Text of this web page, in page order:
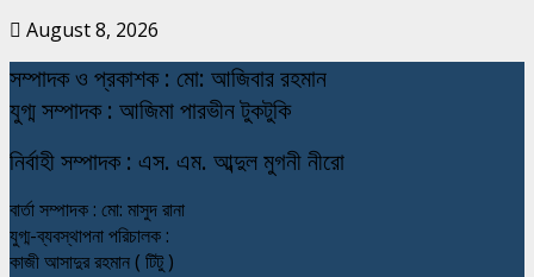
August 8, 2026
সম্পাদক ও প্রকাশক : মো: আজিবার রহমান
যুগ্ম সম্পাদক : আজিমা পারভীন টুকটুকি
নির্বাহী সম্পাদক : এস. এম. আব্দুল মুগনী নীরো
বার্তা সম্পাদক : মো: মাসুদ রানা
যুগ্ম-ব্যবস্থাপনা পরিচালক :
কাজী আসাদুর রহমান ( টিটু )